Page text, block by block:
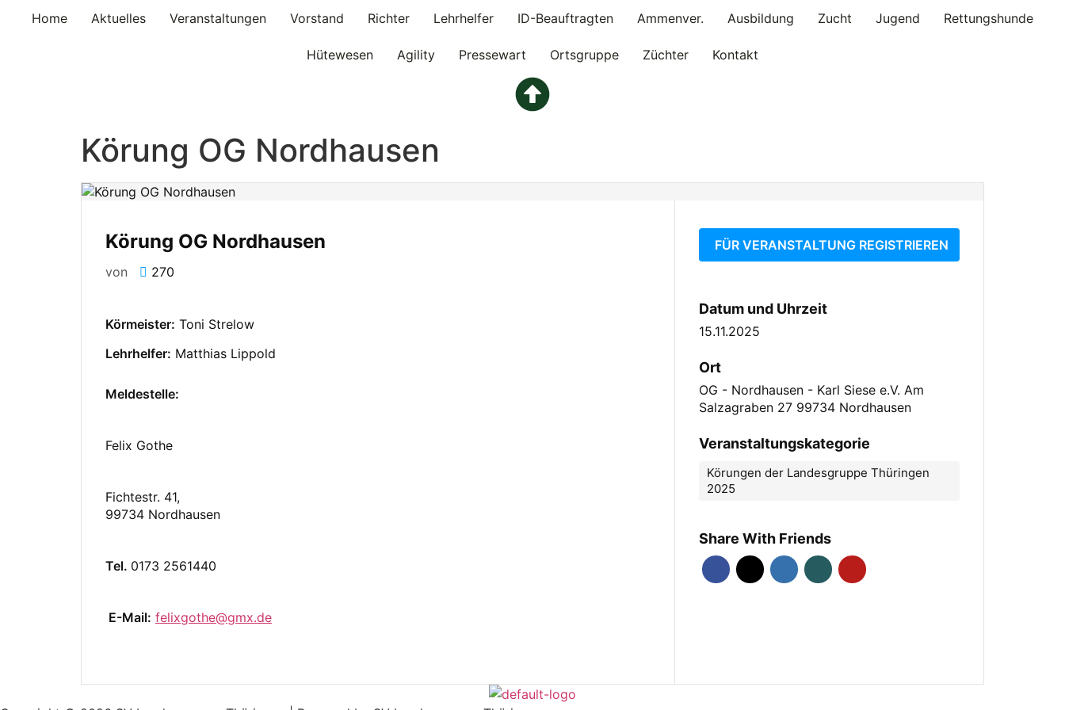
Home Aktuelles Veranstaltungen Vorstand Richter Lehrhelfer ID-Beauftragten Ammenver. Ausbildung Zucht Jugend Rettungshunde
Hütewesen Agility Pressewart Ortsgruppe Züchter Kontakt
Körung OG Nordhausen
Körung OG Nordhausen
von 270
Körmeister: Toni Strelow
Lehrhelfer: Matthias Lippold
Meldestelle:
Felix Gothe
Fichtestr. 41,
99734 Nordhausen
Tel. 0173 2561440
E-Mail: felixgothe@gmx.de
FÜR VERANSTALTUNG REGISTRIEREN
Datum und Uhrzeit
15.11.2025
Ort
OG - Nordhausen - Karl Siese e.V. Am
Salzagraben 27 99734 Nordhausen
Veranstaltungskategorie
Körungen der Landesgruppe Thüringen
2025
Share With Friends